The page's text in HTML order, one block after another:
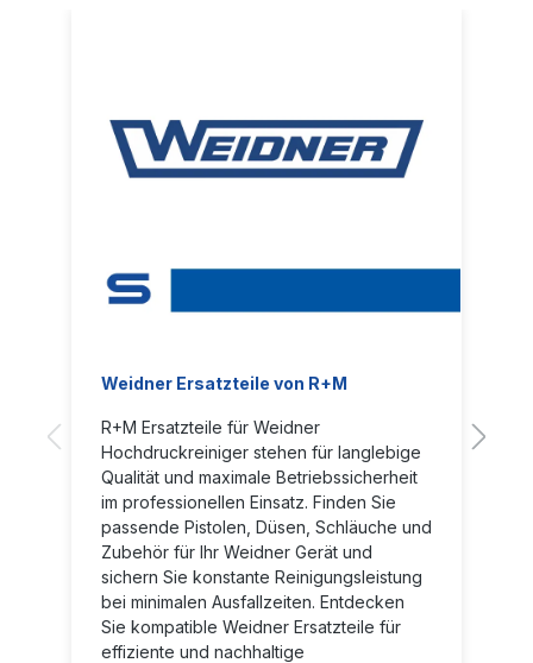
Weidner Ersatzteile von R+M
R+M Ersatzteile für Weidner
Hochdruckreiniger stehen für langlebige
Qualität und maximale Betriebssicherheit
im professionellen Einsatz. Finden Sie
passende Pistolen, Düsen, Schläuche und
Zubehör für Ihr Weidner Gerät und
sichern Sie konstante Reinigungsleistung
bei minimalen Ausfallzeiten. Entdecken
Sie kompatible Weidner Ersatzteile für
effiziente und nachhaltige